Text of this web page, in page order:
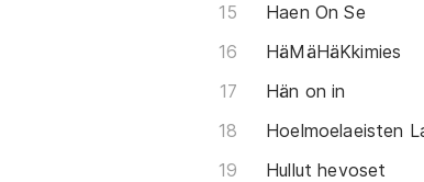
Haen On Se
HäMäHäKkimies
Hän on in
Hoelmoelaeisten
Hullut hevoset